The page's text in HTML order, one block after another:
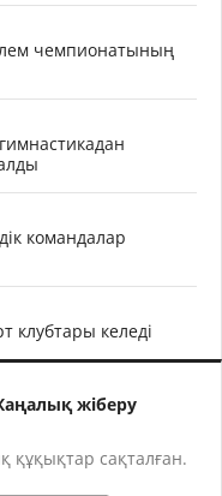
чемпионатының
командалар
клубтары келеді
жіберу
құқықтар сақталған.